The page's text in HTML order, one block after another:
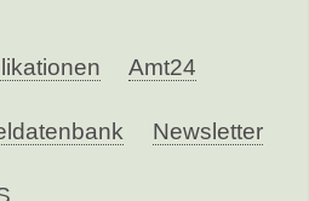
Amt24
Newsletter